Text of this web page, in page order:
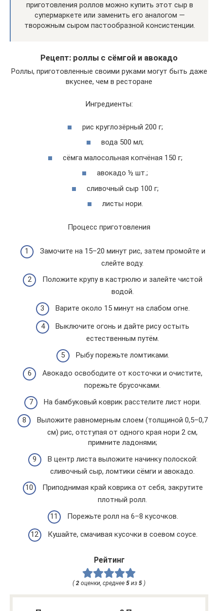
приготовления роллов можно купить этот сыр в
супермаркете или заменить его аналогом —
творожным сыром пастообразной консистенции.
Рецепт: роллы с сёмгой и авокадо
Роллы, приготовленные своими руками могут быть даже
вкуснее, чем в ресторане
Ингредиенты:
рис круглозёрный 200 г;
вода 500 мл;
сёмга малосольная копчёная 150 г;
авокадо ½ шт.;
сливочный сыр 100 г;
листы нори.
Процесс приготовления
Замочите на 15–20 минут рис, затем промойте и
слейте воду.
Положите крупу в кастрюлю и залейте чистой
водой.
Варите около 15 минут на слабом огне.
Выключите огонь и дайте рису остыть
естественным путём.
Рыбу порежьте ломтиками.
Авокадо освободите от косточки и очистите,
порежьте брусочками.
На бамбуковый коврик расстелите лист нори.
Выложите равномерным слоем (толщиной 0,5–0,7
см) рис, отступая от одного края нори 2 см,
примните ладонями;
В центр листа выложите начинку полоской:
сливочный сыр, ломтики сёмги и авокадо.
Приподнимая край коврика от себя, закрутите
плотный ролл.
Порежьте ролл на 6–8 кусочков.
Кушайте, смачивая кусочки в соевом соусе.
Рейтинг
( 2 оценки, среднее 5 из 5 )